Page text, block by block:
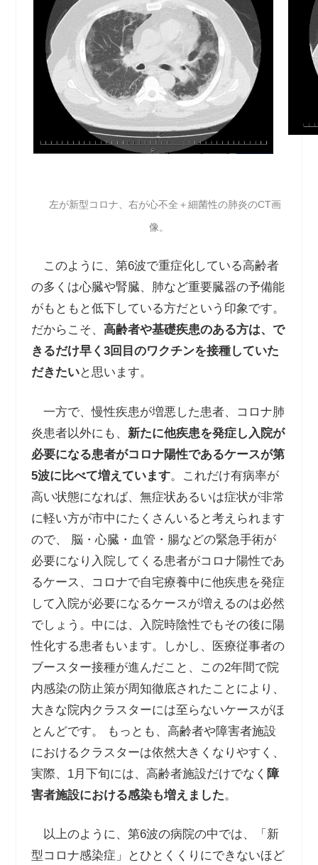
左が新型コロナ、右が心不全＋細菌性の肺炎のCT画
像。
このように、第6波で重症化している高齢者
の多くは心臓や腎臓、肺など重要臓器の予備能
がもともと低下している方だという印象です。
だからこそ、 高齢者や基礎疾患のある方は、で
きるだけ早く 3回目のワクチンを接種していた
だきたいと思います。
一方で、慢性疾患が増悪した患者、コロナ肺
炎患者以外にも、 新たに他疾患を発症し入院が
必要になる患者がコロナ陽性であるケースが第
5波に比べて増えています。これだけ有病率が
高い状態になれば、無症状あるいは症状が非常
に軽い方が市中にたくさんいると考えられます
ので、 脳・心臓・血管・腸などの緊急手術が
必要になり入院してくる患者がコロナ陽性であ
るケース、コロナで自宅療養中に他疾患を発症
して入院が必要になるケースが増えるのは必然
でしょう。中には、入院時陰性でもその後に陽
性化する患者もいます。しかし、医療従事者の
ブースター接種が進んだこと、この2年間で院
内感染の防止策が周知徹底されたことにより、
大きな院内クラスターには至らないケースがほ
とんどです。 もっとも、高齢者や障害者施設
におけるクラスターは依然大きくなりやすく、
実際、1月下旬には、高齢者施設だけでなく 障
害者施設における感染も増えました。
以上のように、第6波の病院の中では、「新
型コロナ感染症」とひとくくりにできないほど